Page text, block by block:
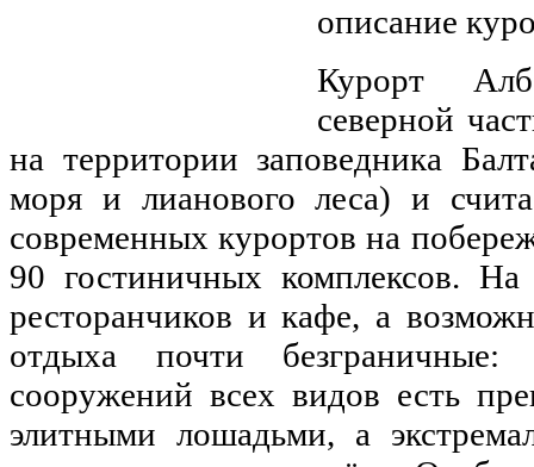
описание
Курорт
северной
на территории заповедника
моря и лианового леса) и
современных курортов на
90 гостиничных комплексов.
ресторанчиков и кафе, а
отдыха почти
сооружений всех видов есть
элитными лошадьми, а